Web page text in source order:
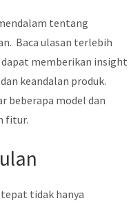
tentang
Baca ulasan terlebih
dapat memberikan insight
keandalan produk.
beberapa model dan
fitur.
tidak hanya